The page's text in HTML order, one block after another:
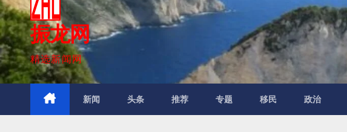
容
振龙网
精选新闻网
新闻 头条 推荐 专题 移民 政治